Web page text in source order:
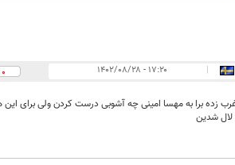
| ۱۷:۲۰ - ۱۴۰۲/۰۸/۲۸ 0
زده برا به مهسا امینی چه آشوبی درست کردن ولی برای
لال شدین